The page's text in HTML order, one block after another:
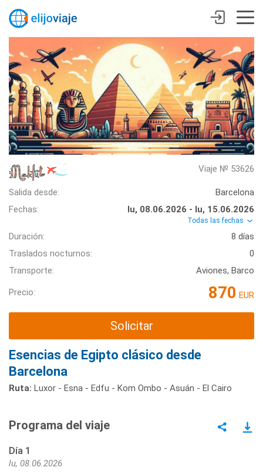
Viaje № 53626
Salida desde:
Barcelona
Fechas:
lu, 08.06.2026 - lu, 15.06.2026
Todas las fechas
Duración:
8 días
Traslados nocturnos:
0
Transporte:
Aviones, Barco
Precio: 870 EUR
Solicitar
Esencias de Egipto clásico desde
Barcelona
Ruta: Luxor - Esna - Edfu - Kom Ombo - Asuán - El Cairo
Programa del viaje
Día 1
lu, 08.06.2026